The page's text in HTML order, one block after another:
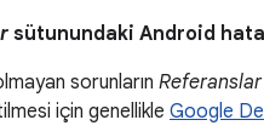
sütunundaki Android
sorunların Referanslar
için genellikle Google